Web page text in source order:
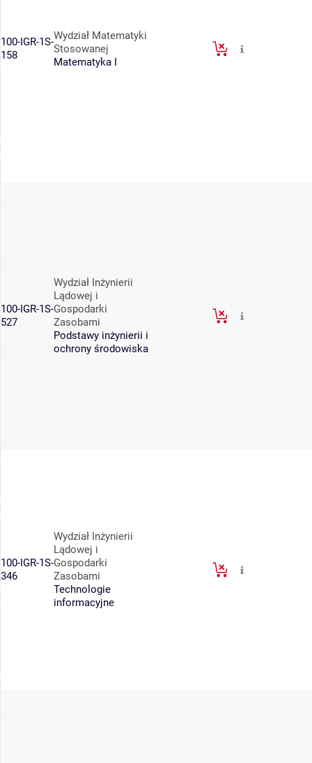
100-IGR-1S-
158
Wydział Matematyki
Stosowanej
Matematyka I
100-IGR-1S-
527
Wydział Inżynierii
Lądowej i
Gospodarki
Zasobami
Podstawy inżynierii i
ochrony środowiska
100-IGR-1S-
346
Wydział Inżynierii
Lądowej i
Gospodarki
Zasobami
Technologie
informacyjne